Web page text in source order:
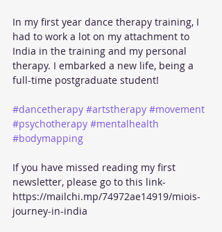
In my first year dance therapy training, I
had to work a lot on my attachment to
India in the training and my personal
therapy. I embarked a new life, being a
full-time postgraduate student!
#dancetherapy #artstherapy #movement
#psychotherapy #mentalhealth
#bodymapping
If you have missed reading my first
newsletter, please go to this link-
https://mailchi.mp/74972ae14919/miois-
journey-in-india